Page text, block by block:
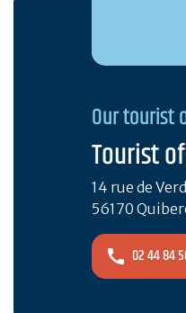
Our tourist
Tourist
14 rue de
56170
02 44 84